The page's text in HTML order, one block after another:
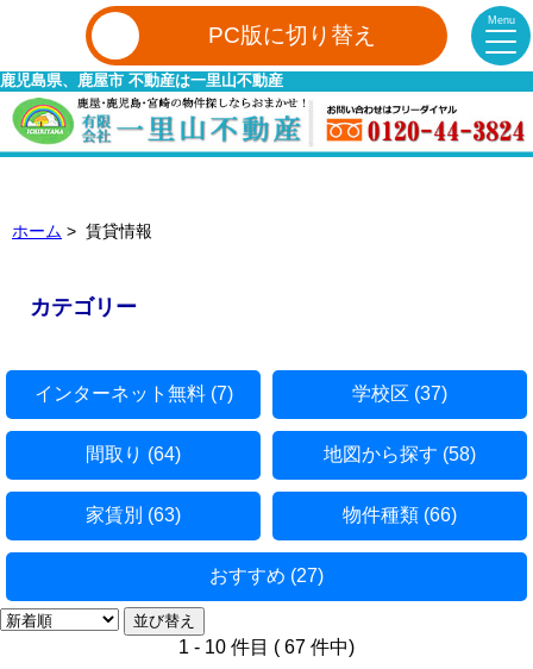
Menu
PC版に切り替え
鹿児島県、鹿屋市 不動産は一里山不動産
ホーム> 賃貸情報
カテゴリー
家賃別 (63) 物件種類 (66)